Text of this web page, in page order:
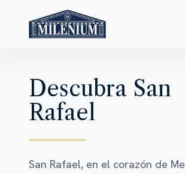
Descubra San
Rafael
San Rafael, en el corazón de